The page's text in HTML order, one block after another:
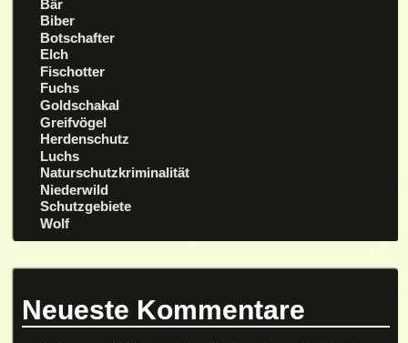
Bär
Biber
Botschafter
Elch
Fischotter
Fuchs
Goldschakal
Greifvögel
Herdenschutz
Luchs
Naturschutzkriminalität
Niederwild
Schutzgebiete
Wolf
Neueste Kommentare